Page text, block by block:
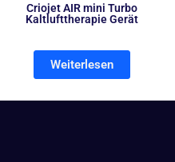
Criojet AIR mini Turbo
Kaltlufttherapie Gerät
Weiterlesen